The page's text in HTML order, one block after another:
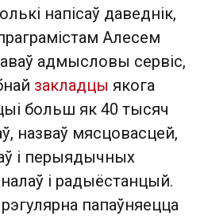
напісаў даведнік,
Алесем
адмысловы сервіс,
закладцы якога
больш як 40 тысяч
назваў мясцовасцей,
і перыядычных
і радыёстанцый.
папаўняецца